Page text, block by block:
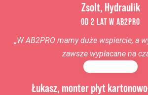
Zsolt, Hydraulik
OD 2 LAT W AB2PRO
„W AB2PRO mamy duże wspiercie, a
zawsze wypłacane na
Łukasz, monter płyt